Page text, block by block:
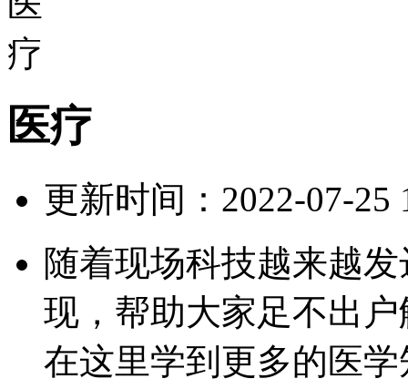
医疗
更新时间：2022-07-25
随着现场科技越来越
现，帮助大家足不出
在这里学到更多的医